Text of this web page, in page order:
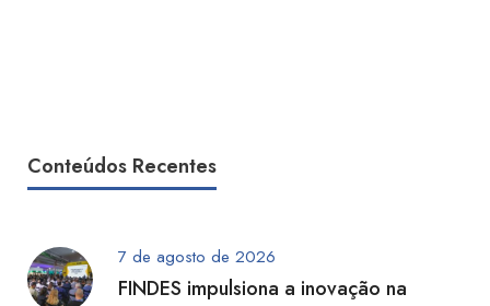
Conteúdos Recentes
7 de agosto de 2026
FINDES impulsiona a inovação na